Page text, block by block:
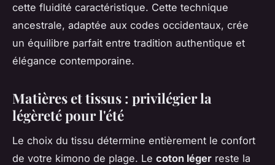
cette fluidité caractéristique. Cette technique
ancestrale, adaptée aux codes occidentaux, crée
un équilibre parfait entre tradition authentique et
élégance contemporaine.
Matières et tissus : privilégier la
légèreté pour l'été
Le choix du tissu détermine entièrement le confort
de votre kimono de plage. Le coton léger reste la